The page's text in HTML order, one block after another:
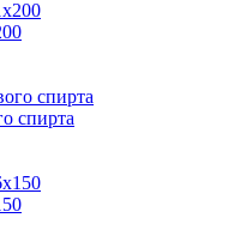
спирта